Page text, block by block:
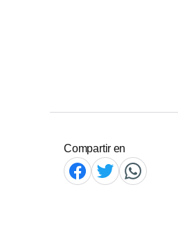
Compartir en